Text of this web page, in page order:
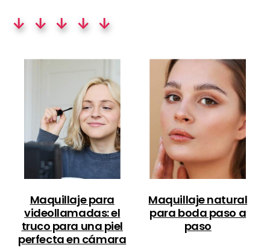
↓ ↓ ↓ ↓ ↓
Maquillaje para
videollamadas: el
truco para una piel
perfecta en cámara
Maquillaje natural
para boda paso a
paso